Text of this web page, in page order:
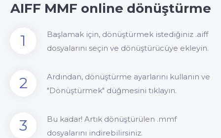
AIFF MMF online dönüştürme
1
Başlamak için, dönüştürmek istediğiniz .aiff
dosyalarını seçin ve dönüştürücüye ekleyin.
2
Ardından, dönüştürme ayarlarını kullanın ve
"Dönüştürmek" düğmesini tıklayın.
3
Bu kadar! Artık dönüştürülen .mmf
dosyalarını indirebilirsiniz.